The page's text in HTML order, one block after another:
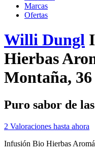
Marcas
Ofertas
Willi Dungl
Hierbas
Montaña, 36
Puro sabor de
2 Valoraciones hasta ahora
Infusión Bio Hierbas